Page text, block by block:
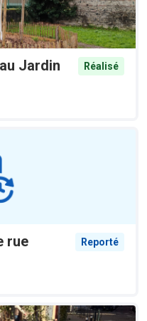
Jardin
Réalisé
rue
Reporté